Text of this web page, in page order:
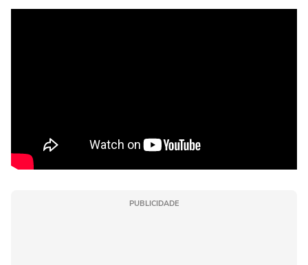
PUBLICIDADE